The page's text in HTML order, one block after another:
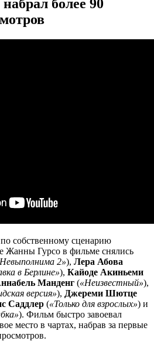
более 90
собственному сценарию
Жанны Гурсо в фильме снялись
2»), Лера Абова
в Берлине»), Кайоде Акиньеми
Манденг («Неизвестный»),
версия»), Джереми Шютце
Саддлер («Только для взрослых») и
). Фильм быстро завоевал
место в чартах, ​​набрав за первые